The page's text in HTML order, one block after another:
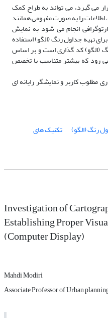
مى‏ گیرد، مى‏ تواند به طراح کمک
اطلاعات را به صورت مفهومى همانند
انجام مى ‏شود به نمایش
تهیه جداول رنگ (الگو) استفاده
(الگو) کد گذارى است و بر اساس
رود که بیشتر متناسب با تخصص
مطلوب کاربر و نمایشگر رایانه‏ اى
رنگ (الگو) تکنیک‏ هاى
Investigation of
Establishing Proper
(Computer Display)
Mahdi Modiri
Associate Professor of Urban